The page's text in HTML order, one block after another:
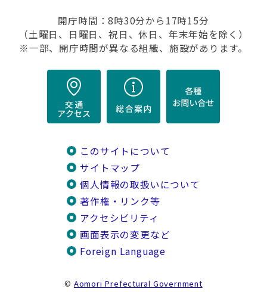
開庁時間：8時30分から17時15分
（土曜日、日曜日、祝日、休日、年末年始を除く）
※一部、開庁時間が異なる組織、施設があります。
このサイトについて
サイトマップ
個人情報の取扱いについて
著作権・リンク等
アクセシビリティ
画面表示の変更など
Foreign Language
© Aomori Prefectural Government